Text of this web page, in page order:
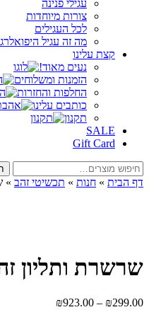
עגילי פנינה
צורות מיוחדות
לכל העגילים
מה זה עגיל
קצת עלינו
נעים מאוד!
הזמנות ומשלוחים
החלפות והחזרות
כותבים עלינו
תקנון
SALE
Gift Card
חיפוש
עבור:
דף הבית » חנות » תכשיטי זהב »
שרשרת ותליון
₪299.00
–
₪923.00